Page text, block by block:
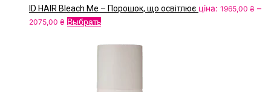
ID HAIR Bleach Me – Порошок, що освітлює ціна: 1965,00 ₴ –
2075,00 ₴ Price
1965,00 ₴
ВыбратьЦей
має